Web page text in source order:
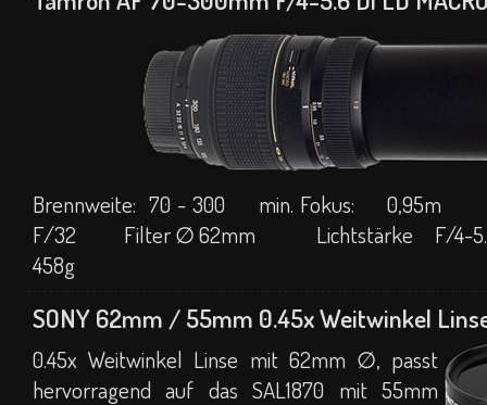
Brennweite: 70 - 300 min. Fokus:
F/32 Filter ∅ 62mm Lichtstärke F/4-
458g
SONY 62mm / 55mm 0.45x Weitwinkel
0.45x Weitwinkel Linse mit 62mm ∅, passt
hervorragend auf das SAL1870 mit 55mm